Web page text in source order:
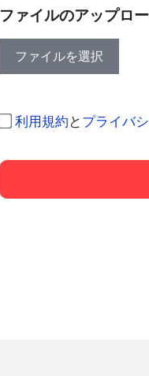
ファイルのアップロ
ファイルを選択
利用規約 と プライバ